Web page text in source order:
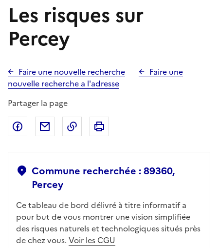
Les risques sur
Percey
Faire une nouvelle recherche
Faire une
nouvelle recherche a l'adresse
Partager la page
Partager sur Facebook
Partager par emailCopier dans le presse-papier
Commune recherchée : 89360,
Percey
Ce tableau de bord délivré à titre informatif a
pour but de vous montrer une vision simplifiée
des risques naturels et technologiques situés près
de chez vous. Voir les CGU